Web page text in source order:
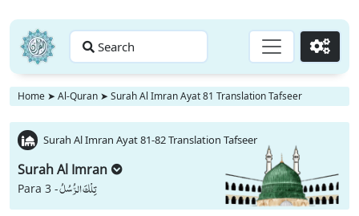
Search Go
Home ➤ Al-Quran ➤ Surah Al Imran Ayat 81 Translation Tafseer
Surah Al Imran Ayat 81-82 Translation Tafseer
Surah Al Imran
Para 3 -تِلْكَ الرُّسُلُ